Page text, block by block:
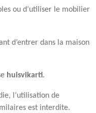
ou d’utiliser le mobilier
d’entrer dans la maison
huisvikarti.
l’utilisation de
est interdite.